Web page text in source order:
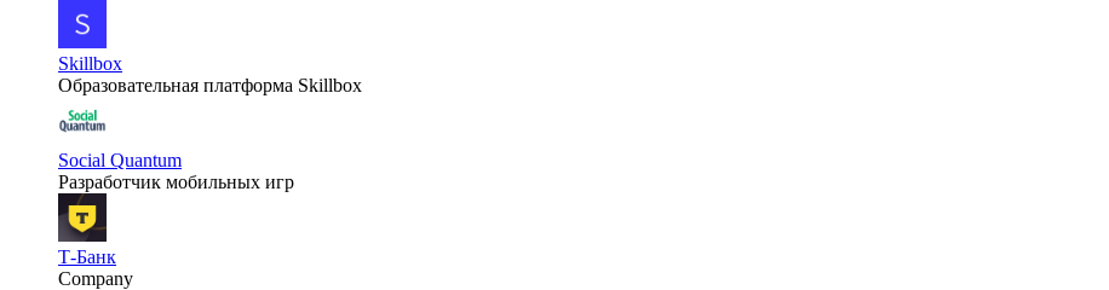
Skillbox
Образовательная платформа Skillbox
Social Quantum
Разработчик мобильных игр
Т-Банк
Company